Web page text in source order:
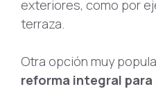
exteriores, como por
terraza.
Otra opción muy
reforma integral